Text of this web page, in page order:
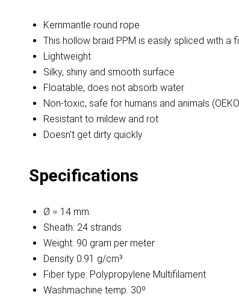
Kernmantle round rope
This hollow braid PPM is easily spliced with a
Lightweight
Silky, shiny and smooth surface
Floatable, does not absorb water
Non-toxic, safe for humans and animals
Resistant to mildew and rot
Doesn't get dirty quickly
Specifications
Ø = 14 mm.
Sheath: 24 strands
Weight: 90 gram per meter
Density 0.91 g/cm³
Fiber type: Polypropylene Multifilament
Washmachine temp. 30º